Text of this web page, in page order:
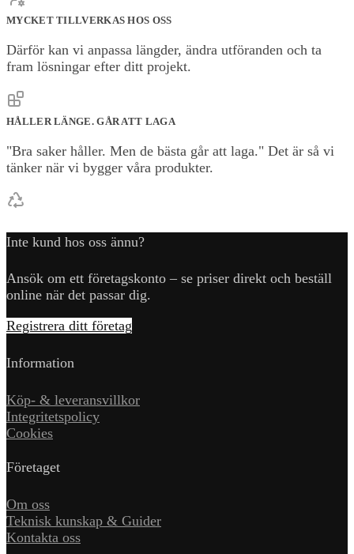
MYCKET TILLVERKAS HOS OSS
Därför kan vi anpassa längder, ändra utföranden och ta
fram lösningar efter ditt projekt.
HÅLLER LÄNGE. GÅR ATT LAGA
"Bra saker håller. Men de bästa går att laga." Det är så vi
tänker när vi bygger våra produkter.
Inte kund hos oss ännu?
Ansök om ett företagskonto – se priser direkt och beställ
online när det passar dig.
Registrera ditt företag
Information
Köp- & leveransvillkor
Integritetspolicy
Cookies
Företaget
Om oss
Teknisk kunskap & Guider
Kontakta oss